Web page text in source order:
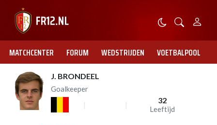
MATCHCENTER FORUM WEDSTRIJDEN VOETBALPOOL
J. BRONDEEL
Goalkeeper
32
Leeftijd